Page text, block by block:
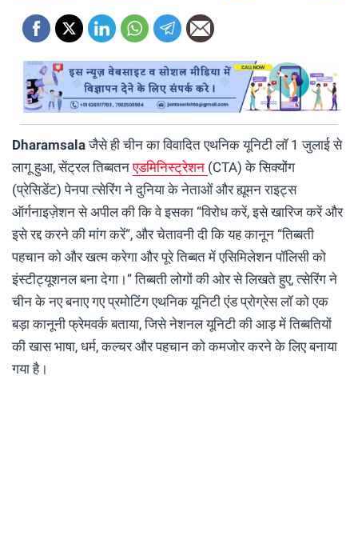
Dharamsalaजैसे ही चीन का विवादित एथनिक यूनिटी लॉ 1 जुलाई से
लागू हुआ, सेंट्रल तिब्बतनएडमिनिस्ट्रेशन (CTA) के सिक्योंग
(प्रेसिडेंट) पेनपा त्सेरिंग ने दुनिया के नेताओं और ह्यूमन राइट्स
ऑर्गनाइज़ेशन से अपील की कि वे इसका “विरोध करें, इसे खारिज करें और
इसे रद्द करने की मांग करें”, और चेतावनी दी कि यह कानून “तिब्बती
पहचान को और खत्म करेगा और पूरे तिब्बत में एसिमिलेशन पॉलिसी को
इंस्टीट्यूशनल बना देगा।” तिब्बती लोगों की ओर से लिखते हुए, त्सेरिंग ने
चीन के नए बनाए गए प्रमोटिंग एथनिक यूनिटी एंड प्रोग्रेस लॉ को एक
बड़ा कानूनी फ्रेमवर्क बताया, जिसे नेशनल यूनिटी की आड़ में तिब्बतियों
की खास भाषा, धर्म, कल्चर और पहचान को कमजोर करने के लिए बनाया
गया है।